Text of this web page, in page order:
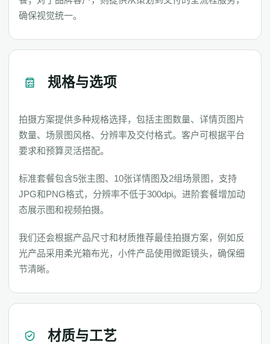
确保视觉统一。
规格与选项
拍摄方案提供多种规格选择，包括主图数量、详情页图片
数量、场景图风格、分辨率及交付格式。客户可根据平台
要求和预算灵活搭配。
标准套餐包含5张主图、10张详情图及2组场景图，支持
JPG和PNG格式，分辨率不低于300dpi。进阶套餐增加动
态展示图和视频拍摄。
我们还会根据产品尺寸和材质推荐最佳拍摄方案，例如反
光产品采用柔光箱布光，小件产品使用微距镜头，确保细
节清晰。
材质与工艺